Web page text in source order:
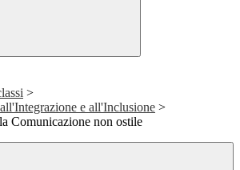
>
e all'Inclusione >
Comunicazione non ostile